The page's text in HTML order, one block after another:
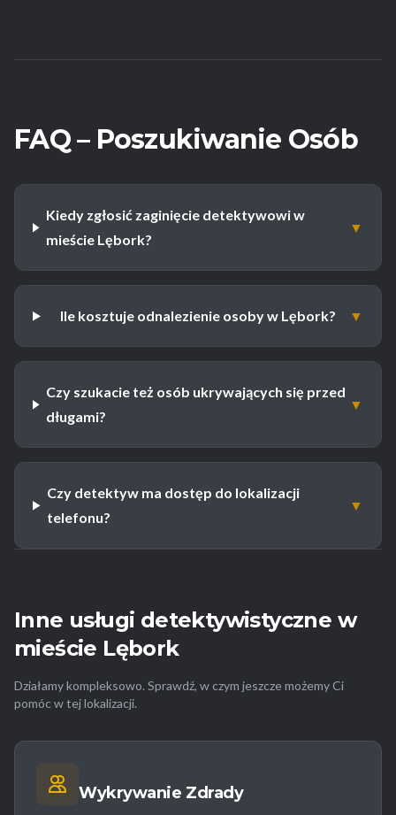
FAQ – Poszukiwanie Osób
Kiedy zgłosić zaginięcie detektywowi w
mieście Lębork?
▼
Ile kosztuje odnalezienie osoby w Lębork? ▼
Czy szukacie też osób ukrywających się przed
długami?
▼
Czy detektyw ma dostęp do lokalizacji
telefonu?
▼
Inne usługi detektywistyczne w
mieście Lębork
Działamy kompleksowo. Sprawdź, w czym jeszcze możemy Ci
pomóc w tej lokalizacji.
Wykrywanie Zdrady